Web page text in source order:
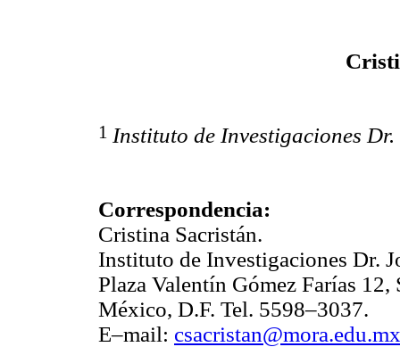
1 Instituto de Investigaciones
Correspondencia:
Cristina Sacristán.
Instituto de Investigaciones Dr.
Plaza Valentín Gómez Farías
México, D.F. Tel. 5598–3037.
E–mail: csacristan@mora.edu.mx